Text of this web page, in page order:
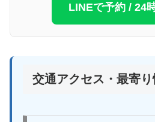
LINEで予約 / 24
交通アクセス・最寄り